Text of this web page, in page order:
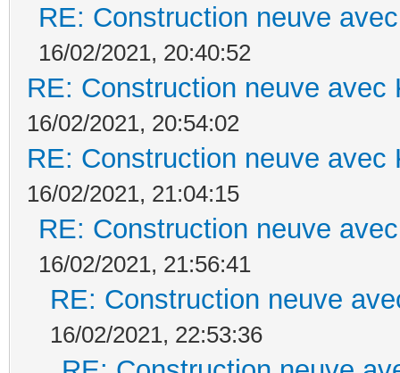
RE: Construction neuve
16/02/2021, 20:40:52
RE: Construction neuve avec
16/02/2021, 20:54:02
RE: Construction neuve avec
16/02/2021, 21:04:15
RE: Construction neuve
16/02/2021, 21:56:41
RE: Construction neuve
16/02/2021, 22:53:36